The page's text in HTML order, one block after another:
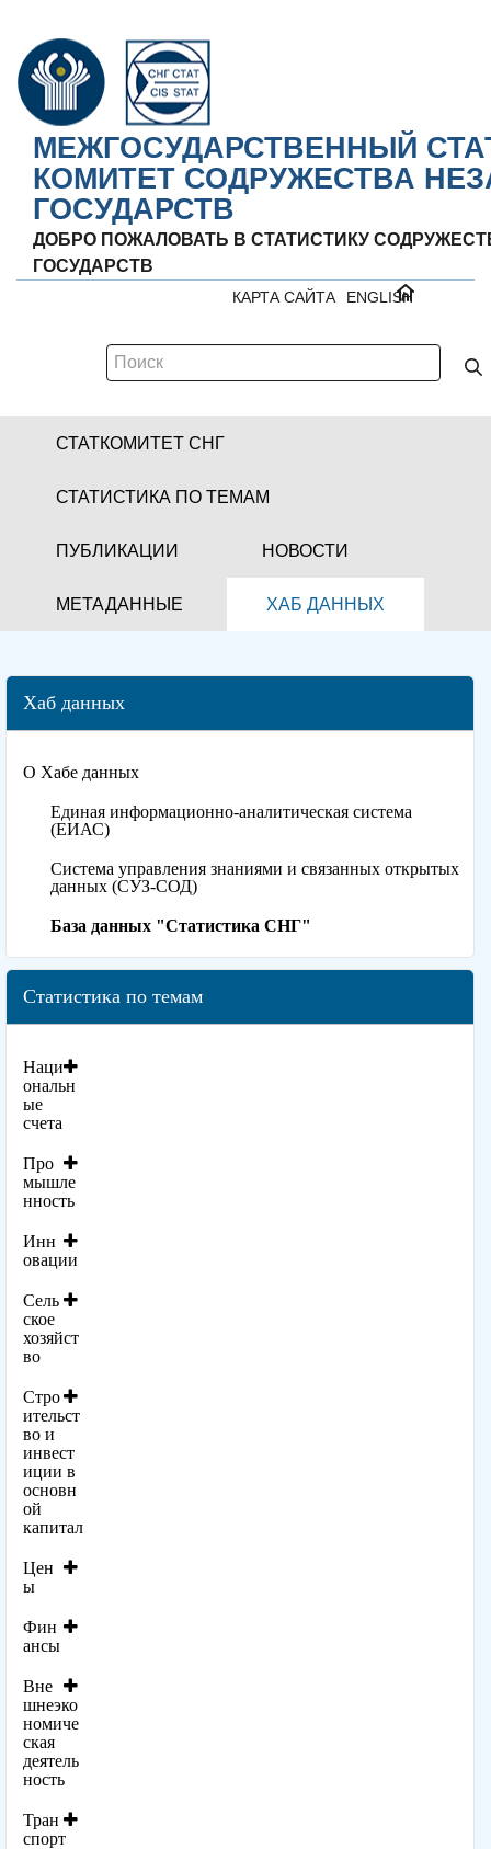
МЕЖГОСУДАРСТВЕННЫЙ
КОМИТЕТ СОДРУЖЕСТВА
ГОСУДАРСТВ
ДОБРО ПОЖАЛОВАТЬ В СТАТИСТИКУ
ГОСУДАРСТВ
ENGLISH
КАРТА САЙТА
СТАТКОМИТЕТ СНГ
СТАТИСТИКА ПО ТЕМАМ
ПУБЛИКАЦИИ НОВОСТИ
МЕТАДАННЫЕ ХАБ ДАННЫХ
Хаб данных
О Хабе данных
Единая информационно-аналитическая система
(ЕИАС)
Система управления знаниями и связанных открытых
данных (СУЗ-СОД)
База данных "Статистика СНГ"
Статистика по темам
Наци
ональн
ые
счета
Про
мышле
нность
Инн
овации
Сель
ское
хозяйст
во
Стро
ительст
во и
инвест
иции в
основн
ой
капитал
Цен
ы
Фин
ансы
Вне
шнеэко
номиче
ская
деятель
ность
Тран
спорт